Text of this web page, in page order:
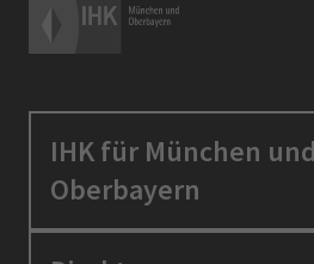
IHK für München und
Oberbayern